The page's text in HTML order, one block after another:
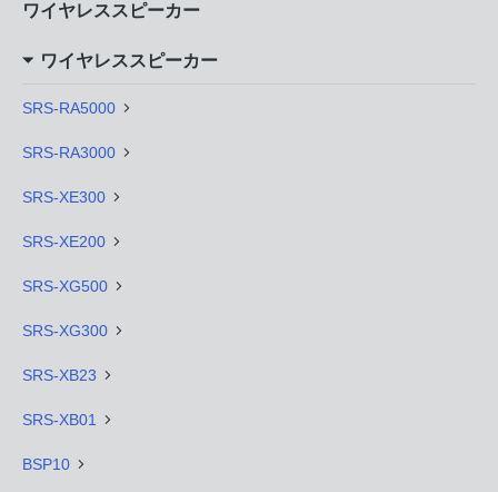
ワイヤレススピーカー
ワイヤレススピーカー
SRS-RA5000
SRS-RA3000
SRS-XE300
SRS-XE200
SRS-XG500
SRS-XG300
SRS-XB23
SRS-XB01
BSP10